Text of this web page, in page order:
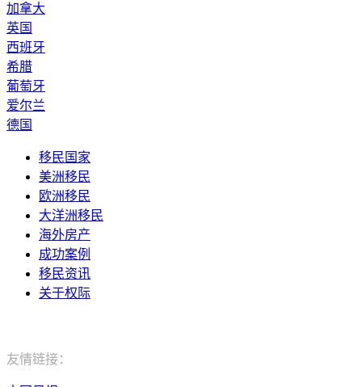
加拿大
英国
西班牙
希腊
葡萄牙
爱尔兰
德国
移民国家
美洲移民
欧洲移民
大洋洲移民
海外房产
成功案例
移民资讯
关于权际
友情链接：